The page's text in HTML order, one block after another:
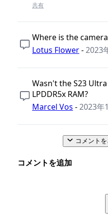
共有
Where is the
Lotus Flower-2023
Wasn't the S23
LPDDR5x RAM?
Marcel Vos -2023年
コメント
コメントを追加